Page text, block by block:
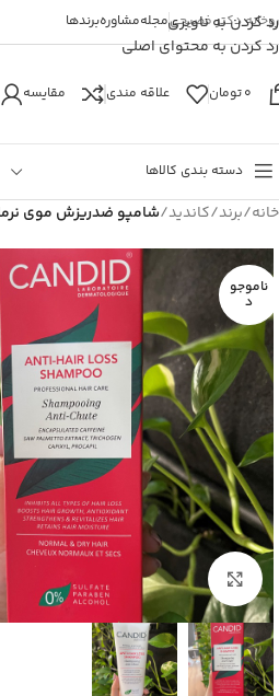
رد کردن به ناوبری
رد کردن به محتوای اصلی
دکتر فصیحیمجلهمشاورهبرندها
0تومان علاقه مندی مقایسه
دسته بندی کالاها
خانه/برند/کاندید/شامپو ضدریزش موی
ناموجو
د
بزرگنمایی تصویر